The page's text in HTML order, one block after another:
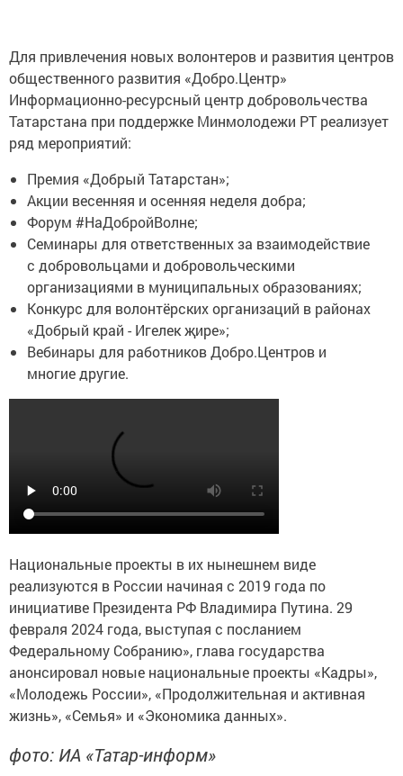
Для привлечения новых волонтеров и развития центров
общественного развития «Добро.Центр»
Информационно-ресурсный центр добровольчества
Татарстана при поддержке Минмолодежи РТ реализует
ряд мероприятий:
Премия «Добрый Татарстан»;
Акции весенняя и осенняя неделя добра;
Форум #НаДобройВолне;
Семинары для ответственных за взаимодействие
с добровольцами и добровольческими
организациями в муниципальных образованиях;
Конкурс для волонтёрских организаций в районах
«Добрый край - Игелек җире»;
Вебинары для работников Добро.Центров и
многие другие.
Национальные проекты в их нынешнем виде
реализуются в России начиная с 2019 года по
инициативе Президента РФ Владимира Путина. 29
февраля 2024 года, выступая с посланием
анонсировал новые национальные проекты «Кадры»,